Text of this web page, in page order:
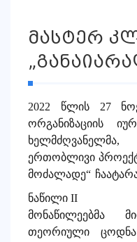
მასტერ
2022 წლის 27
ორგანიზაციის
ხელმძღვანელმა
ერთობლივი
მოძალადე“
ნაწილი II
მონაწილეებმა
თეორიული
ცოდნა